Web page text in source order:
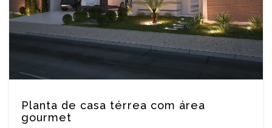
Planta de casa térrea com área
gourmet